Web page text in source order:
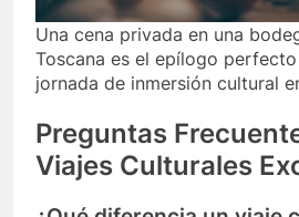
Una cena privada en una
Toscana es el epílogo
jornada de inmersión cultural
Preguntas
Viajes Culturales